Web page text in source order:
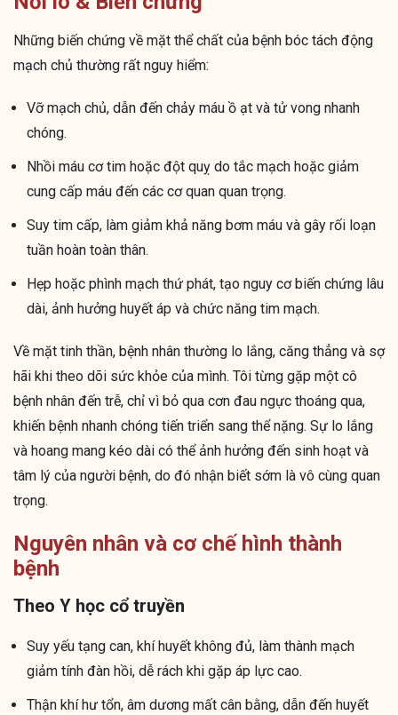
Những biến chứng về mặt thể chất của bệnh bóc tách động
mạch chủ thường rất nguy hiểm:
Vỡ mạch chủ, dẫn đến chảy máu ồ ạt và tử vong nhanh
chóng.
Nhồi máu cơ tim hoặc đột quỵ do tắc mạch hoặc giảm
cung cấp máu đến các cơ quan quan trọng.
Suy tim cấp, làm giảm khả năng bơm máu và gây rối loạn
tuần hoàn toàn thân.
Hẹp hoặc phình mạch thứ phát, tạo nguy cơ biến chứng lâu
dài, ảnh hưởng huyết áp và chức năng tim mạch.
Về mặt tinh thần, bệnh nhân thường lo lắng, căng thẳng và sợ
hãi khi theo dõi sức khỏe của mình. Tôi từng gặp một cô
bệnh nhân đến trễ, chỉ vì bỏ qua cơn đau ngực thoáng qua,
khiến bệnh nhanh chóng tiến triển sang thể nặng. Sự lo lắng
và hoang mang kéo dài có thể ảnh hưởng đến sinh hoạt và
tâm lý của người bệnh, do đó nhận biết sớm là vô cùng quan
trọng.
Nguyên nhân và cơ chế hình thành
bệnh
Theo Y học cổ truyền
Suy yếu tạng can, khí huyết không đủ, làm thành mạch
giảm tính đàn hồi, dễ rách khi gặp áp lực cao.
Thận khí hư tổn, âm dương mất cân bằng, dẫn đến huyết